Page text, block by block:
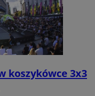
koszykówce 3x3